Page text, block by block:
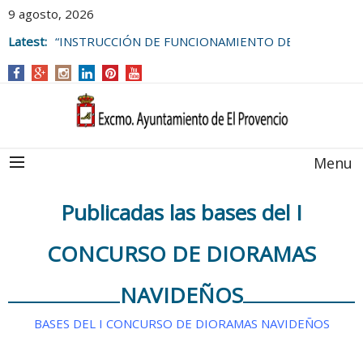
9 agosto, 2026
Latest: “INSTRUCCIÓN DE FUNCIONAMIENTO DE
AYUNTAMIENTO DE EL PROVENCIO
Menu
Publicadas las bases del I
CONCURSO DE DIORAMAS
NAVIDEÑOS
BASES DEL I CONCURSO DE DIORAMAS NAVIDEÑOS